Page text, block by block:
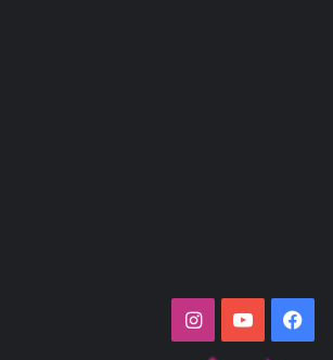
فيسبوك‫YouTubeانستقرام